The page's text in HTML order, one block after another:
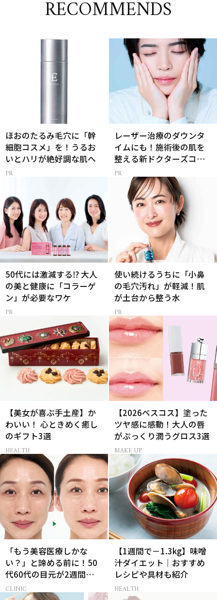
RECOMMENDS
ほおのたるみ毛穴に「幹
細胞コスメ」を！うるお
いとハリが絶好調な肌へ
レーザー治療のダウンタ
イムにも！施術後の肌を
整える新ドクターズコス
メ
50代には激減する⁉ 大人
の美と健康に「コラーゲ
ン」が必要なワケ
使い続けるうちに「小鼻
の毛穴汚れ」が軽減！肌
が土台から整う水
【美女が喜ぶ手土産】か
わいい！ 心ときめく癒し
のギフト3選
HEALTH
【2026ベスコス】塗った
ツヤ感に感動！大人の唇
がぷっくり潤うグロス3選
MAKE UP
「もう美容医療しかな
い？」と諦める前に！50
代60代の目元が2週間で変
化した神レチノール
CLINIC
【1週間で－1.3kg】味噌
汁ダイエット｜おすすめ
レシピや具材も紹介
HEALTH